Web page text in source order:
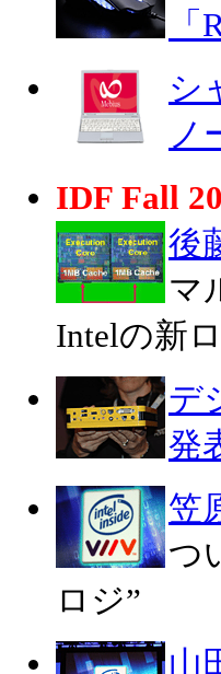
シ
ノ
IDF Fall
後
マ
Intelの新
デ
発
笠
つ
ロジ”
山